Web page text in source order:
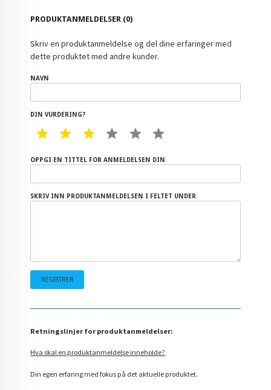
PRODUKTANMELDELSER (0)
Skriv en produktanmeldelse og del dine erfaringer med
dette produktet med andre kunder.
NAVN
DIN VURDERING?
1 STAR2 STAR3 STAR4 STAR5 STAR
OPPGI EN TITTEL FOR ANMELDELSEN DIN
SKRIV INN PRODUKTANMELDELSEN I FELTET UNDER
Retningslinjer for produktanmeldelser:
Hva skal en produktanmeldelse inneholde?
Din egen erfaring med fokus på det aktuelle produktet.